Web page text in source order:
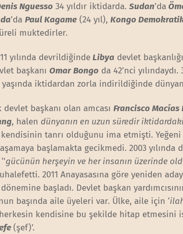
Nguesso 34 yıldır iktidarda.Sudan’da
’daPaul Kagame (24 yıl),Kongo
muktedirler.
yılında devrildiğindeLibya devlet
başkanıOmar Bongo da 42’nci yılındaydı.
yaşında iktidardan zorla indirildiğinde
devlet başkanı olan amcasıFrancisco Macías
, halen dünyanın en uzun süredir
kendisinin tanrı olduğunu ima etmişti.
başlamakta gecikmedi. 2003 yılında
gücünün herşeyin ve her insanın üzerinde
2011 Anayasasına göre yeniden
başladı. Devlet başkan
başında aile üyeleri var. Ülke, aile için ‘
kendisine bu şekilde hitap etmesini
(şef)’.